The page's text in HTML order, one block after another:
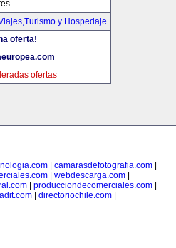
y Hospedaje
oferta!
ofertas
camarasdefotografia.com
| webdescarga.com|
producciondecomerciales.com
| directoriochile.com|